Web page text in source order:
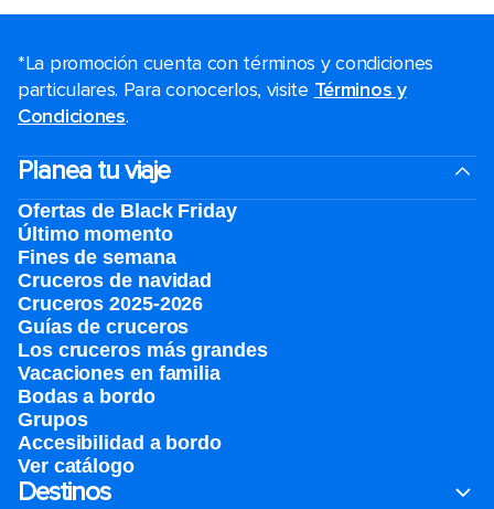
*La promoción cuenta con términos y condiciones
particulares. Para conocerlos, visite Términos y
Condiciones.
Planea tu viaje
Ofertas de Black Friday
Último momento
Fines de semana
Cruceros de navidad
Cruceros 2025-2026
Guías de cruceros
Los cruceros más grandes
Vacaciones en familia
Bodas a bordo
Grupos
Accesibilidad a bordo
Ver catálogo
Destinos